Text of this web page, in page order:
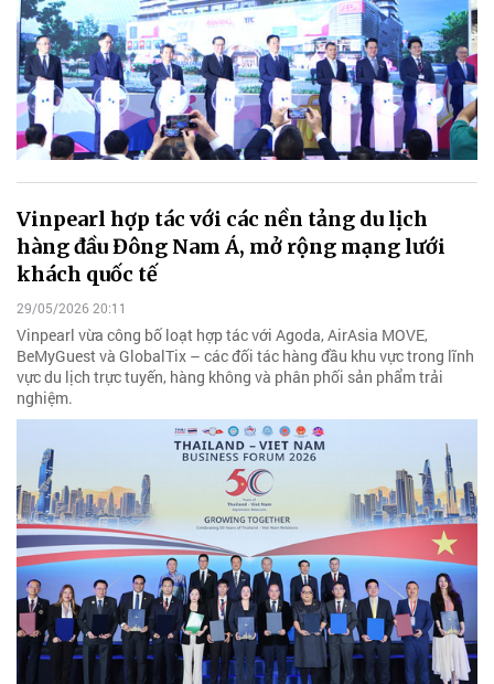
Vinpearl hợp tác với các nền tảng du lịch
hàng đầu Đông Nam Á, mở rộng mạng lưới
khách quốc tế
29/05/2026 20:11
Vinpearl vừa công bố loạt hợp tác với Agoda, AirAsia MOVE,
BeMyGuest và GlobalTix – các đối tác hàng đầu khu vực trong lĩnh
vực du lịch trực tuyến, hàng không và phân phối sản phẩm trải
nghiệm.